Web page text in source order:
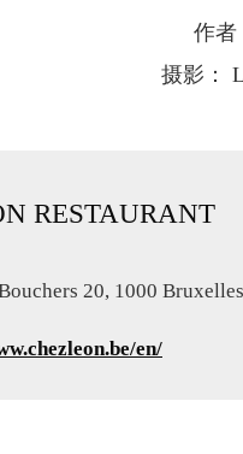
作
摄影
RESTAURANT
20, 1000
en/